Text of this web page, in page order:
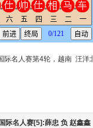
际名人赛第4轮，越南 汪洋
际名人赛[5]:薛忠 负 赵鑫鑫